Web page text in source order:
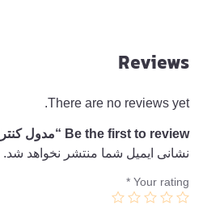
Reviews
There are no reviews yet.
Be the first to review “مدول کنترل فن 405 طرح قدیم”
نشانی ایمیل شما منتشر نخواهد شد.
Your rating
*